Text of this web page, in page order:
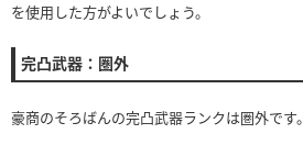
を使用した方がよいでしょう。
完凸武器：圏外
豪商のそろばんの完凸武器ランクは圏外です。